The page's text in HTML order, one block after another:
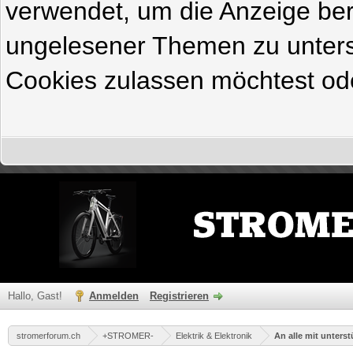
verwendet, um die Anzeige
ungelesener Themen zu
Cookies zulassen möchtest
Hallo, Gast! Anmelden Registrieren
stromerforum.ch +STROMER- Elektrik & Elektronik An alle mit